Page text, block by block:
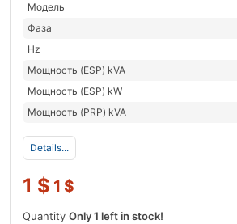
Модель
Фаза
Hz
Мощность (ESP) kVA
Мощность (ESP) kW
Мощность (PRP) kVA
Details...
1 $ 1 $
Quantity Only 1 left in stock!